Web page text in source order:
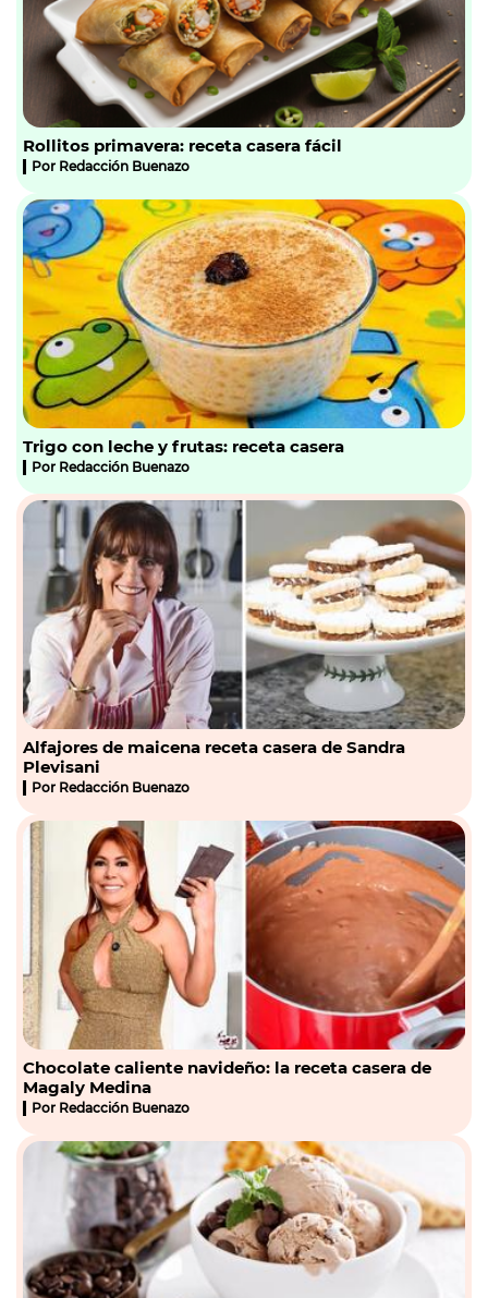
Rollitos primavera: receta casera fácil
Por Redacción Buenazo
Trigo con leche y frutas: receta casera
Por Redacción Buenazo
Alfajores de maicena receta casera de Sandra
Plevisani
Por Redacción Buenazo
Chocolate caliente navideño: la receta casera de
Magaly Medina
Por Redacción Buenazo